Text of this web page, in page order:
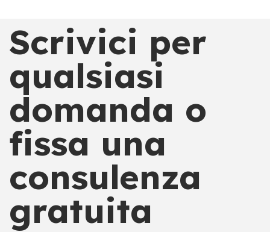
Scrivici per
qualsiasi
domanda o
fissa una
consulenza
gratuita